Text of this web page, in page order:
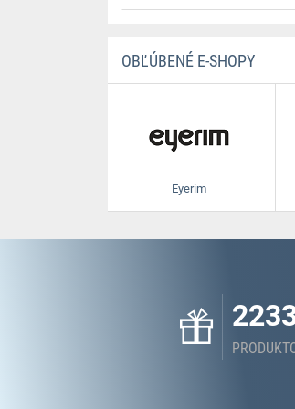
OBĽÚBENÉ E-SHOPY
Eyerim